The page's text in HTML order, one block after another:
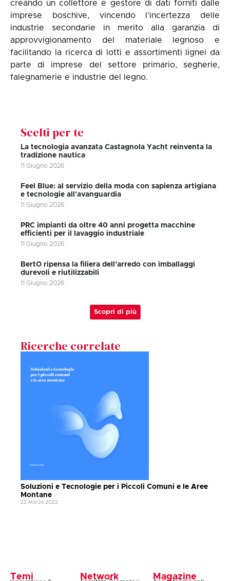
creando un collettore e gestore di dati forniti dalle
imprese boschive, vincendo l’incertezza delle
industrie secondarie in merito alla garanzia di
approvvigionamento del materiale legnoso e
facilitando la ricerca di lotti e assortimenti lignei da
parte di imprese del settore primario, segherie,
falegnamerie e industrie del legno.
Scelti per te
La tecnologia avanzata Castagnola Yacht reinventa la
tradizione nautica
11 Giugno 2026
Feel Blue: al servizio della moda con sapienza artigiana
e tecnologie all’avanguardia
11 Giugno 2026
PRC impianti da oltre 40 anni progetta macchine
efficienti per il lavaggio industriale
11 Giugno 2026
BertO ripensa la filiera dell’arredo con imballaggi
durevoli e riutilizzabili
11 Giugno 2026
Scopri di più
Ricerche correlate
Soluzioni e Tecnologie per i Piccoli Comuni e le Aree
Montane
22 Marzo 2022
Temi Network Magazine